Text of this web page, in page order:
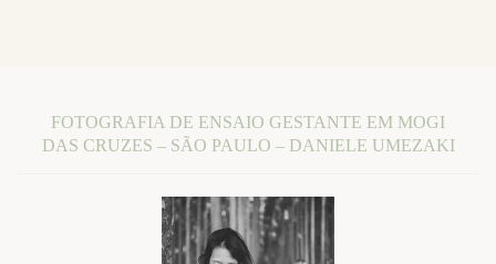
FOTOGRAFIA DE ENSAIO GESTANTE EM MOGI
DAS CRUZES – SÃO PAULO – DANIELE UMEZAKI